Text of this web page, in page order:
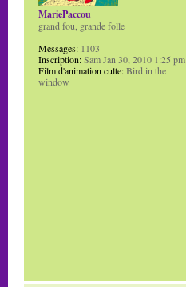
MariePaccou
grand fou, grande folle
Messages: 1103
Inscription:Sam Jan 30, 2010 1:25 pm
Film d'animation culte:Bird in the
window